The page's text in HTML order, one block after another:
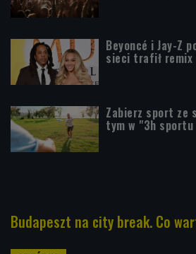
Beyoncé i Jay-Z
sieci trafił remix
Zabierz sport ze
tym w "3h
Budapeszt na city break. Co